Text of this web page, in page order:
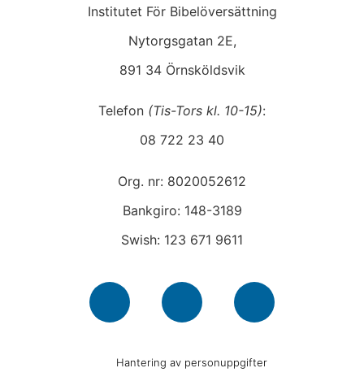
Institutet För Bibelöversättning
Nytorgsgatan 2E,
891 34 Örnsköldsvik
Telefon (Tis-Tors kl. 10-15):
08 722 23 40
Org. nr: 8020052612
Bankgiro: 148-3189
Swish: 123 671 9611
Hantering av personuppgifter